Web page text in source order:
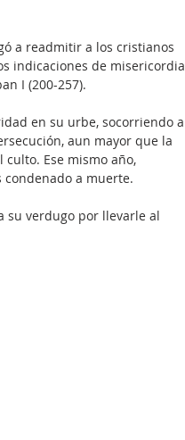
a readmitir a los cristianos
indicaciones de misericordia
I (200-257).
en su urbe, socorriendo a
aun mayor que la
Ese mismo año,
condenado a muerte.
su verdugo por llevarle al